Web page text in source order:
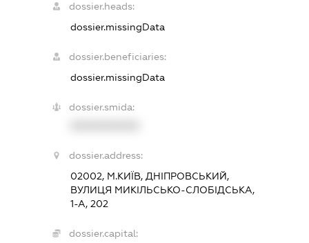
dossier.heads:
dossier.missingData
dossier.beneficiaries:
dossier.missingData
dossier.smida:
dossier.address:
02002, М.КИЇВ, ДНІПРОВСЬКИЙ,
ВУЛИЦЯ МИКІЛЬСЬКО-СЛОБІДСЬКА,
1-А, 202
dossier.capital: